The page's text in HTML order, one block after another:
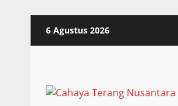
6 Agustus 2026